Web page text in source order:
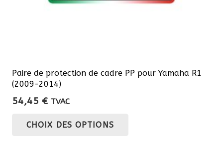
du
Paire de protection de cadre PP pour Yamaha R1
(2009-2014)
54,45 € TVAC
CHOIX DES OPTIONS